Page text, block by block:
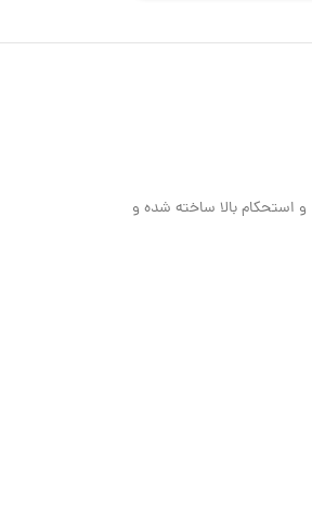
و استحکام بالا ساخته شده و